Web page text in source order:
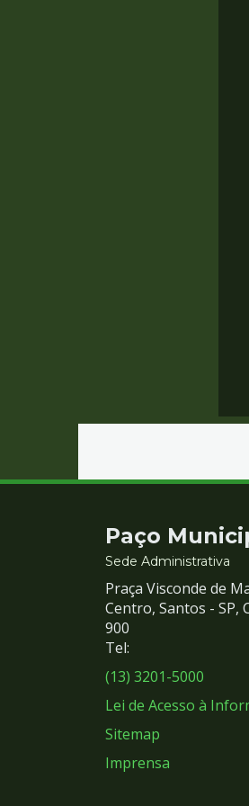
Contato
e
Redes
Sociais
Paço
Sede Administrativa
Praça Visconde de
Centro, Santos - SP,
900
Tel:
(13) 3201-5000
Lei de Acesso à
Sitemap
Imprensa